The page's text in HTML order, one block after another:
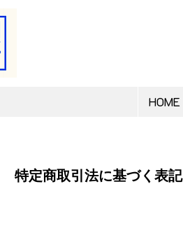
HOME
特定商取引法に基づく表記